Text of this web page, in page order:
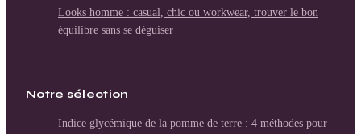
Looks homme : casual, chic ou workwear, trouver le bon
équilibre sans se déguiser
Notre sélection
Indice glycémique de la pomme de terre : 4 méthodes pour